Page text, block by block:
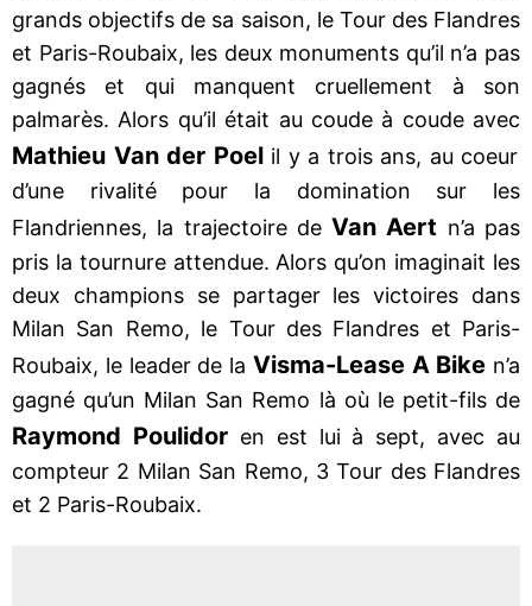
grands objectifs de sa saison, le Tour des Flandres
et Paris-Roubaix, les deux monuments qu’il n’a pas
gagnés et qui manquent cruellement à son
palmarès. Alors qu’il était au coude à coude avec
Mathieu Van der Poel il y a trois ans, au coeur
d’une rivalité pour la domination sur les
Flandriennes, la trajectoire deVan Aert n’a pas
pris la tournure attendue. Alors qu’on imaginait les
deux champions se partager les victoires dans
Milan San Remo, le Tour des Flandres et Paris-
Roubaix, le leader de la Visma-Lease A Bike n’a
gagné qu’un Milan San Remo là où le petit-fils de
Raymond Poulidoren est lui à sept, avec au
compteur 2 Milan San Remo, 3 Tour des Flandres
et 2 Paris-Roubaix.